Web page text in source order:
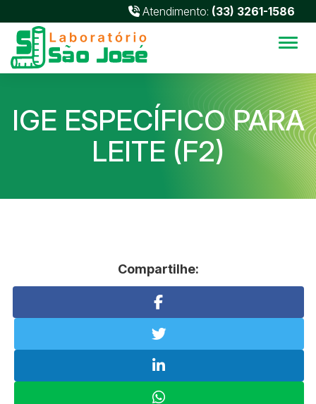
Atendimento: (33) 3261-1586
IGE ESPECÍFICO PARA
LEITE (F2)
Compartilhe: